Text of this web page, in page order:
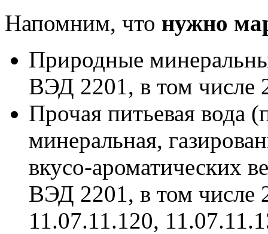
Напомним, что нужно
Природные
ВЭД 2201, в том
Прочая питьевая вода
минеральная,
вкусо-ароматических
ВЭД 2201, в том
11.07.11.120,